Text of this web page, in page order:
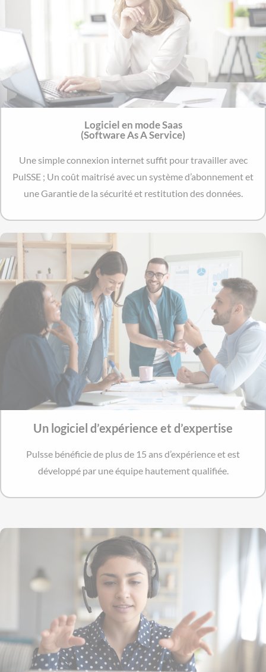
Logiciel en mode Saas
(Software As A Service)
Une simple connexion internet suffit pour travailler avec
PulSSE ; Un coût maitrisé avec un système d’abonnement et
une Garantie de la sécurité et restitution des données.
Un logiciel d’expérience et d’expertise
Pulsse bénéficie de plus de 15 ans d’expérience et est
développé par une équipe hautement qualifiée.